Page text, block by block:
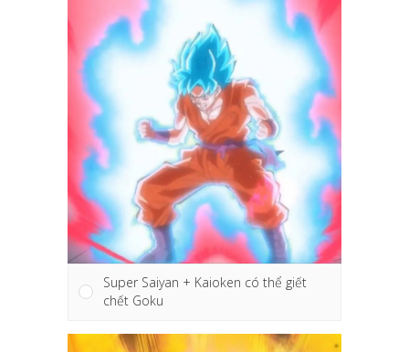
Super Saiyan + Kaioken có thể giết
chết Goku